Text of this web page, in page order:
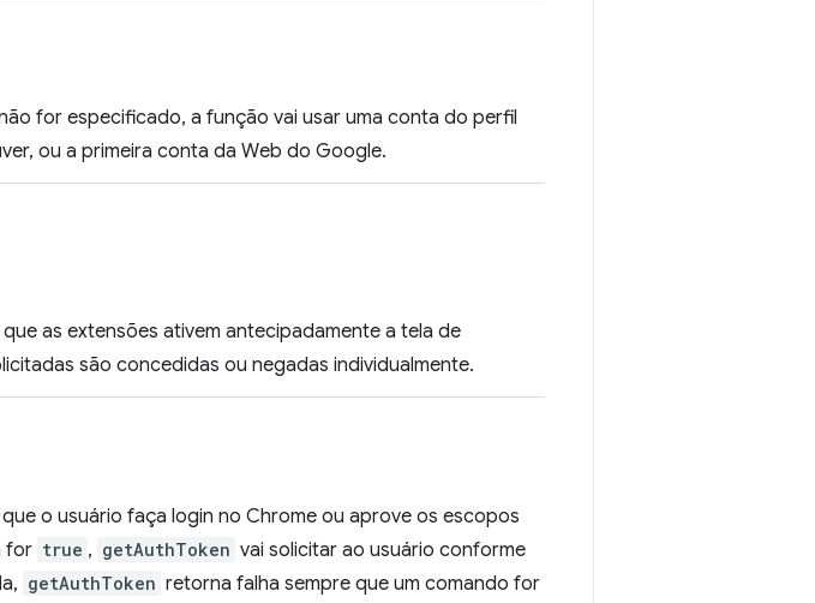
for especificado, a função vai usar uma conta do perfil
ou a primeira conta da Web do Google.
as extensões ativem antecipadamente a tela de
são concedidas ou negadas individualmente.
o usuário faça login no Chrome ou aprove os escopos
for true , getAuthToken vai solicitar ao usuário conforme
getAuthToken retorna falha sempre que um comando for